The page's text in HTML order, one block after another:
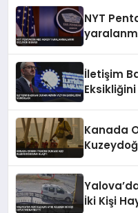
NYT
İletişim
Kanada
İki Kişi